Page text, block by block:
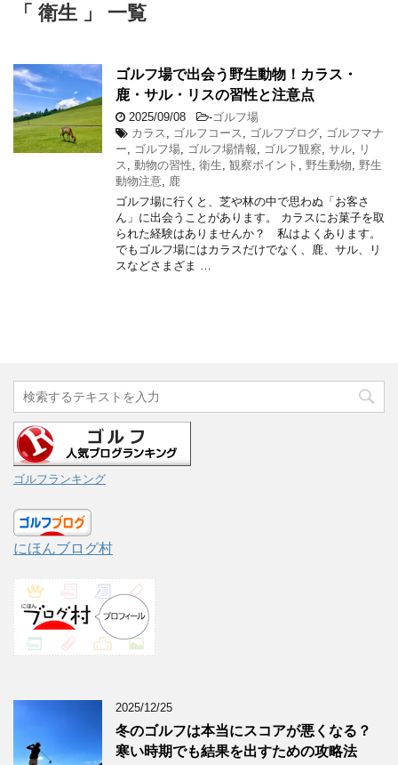
「 衛生 」 一覧
ゴルフ場で出会う野生動物！カラス・
鹿・サル・リスの習性と注意点
2025/09/08 -ゴルフ場
カラス
ゴルフコース ゴルフブログ
ゴルフマナ
ー
ゴルフ場 ゴルフ場情報 ゴルフ観察 サル
リ
ス
動物の習性 衛生 観察ポイント 野生動物
野生
動物注意
鹿
ゴルフ場に行くと、芝や林の中で思わぬ「お客さ
ん」に出会うことがあります。 カラスにお菓子を取
られた経験はありませんか？ 私はよくあります。
でもゴルフ場にはカラスだけでなく、鹿、サル、リ
スなどさまざま …
ゴルフランキング
にほんブログ村
2025/12/25
冬のゴルフは本当にスコアが悪くなる？
寒い時期でも結果を出すための攻略法